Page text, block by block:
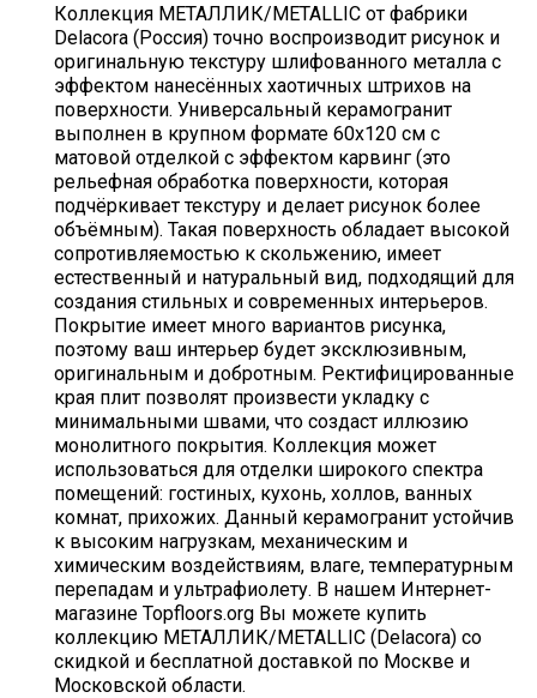
Коллекция МЕТАЛЛИК/METALLIC от фабрики
Delacora (Россия) точно воспроизводит рисунок и
оригинальную текстуру шлифованного металла с
эффектом нанесённых хаотичных штрихов на
поверхности. Универсальный керамогранит
выполнен в крупном формате 60х120 см с
матовой отделкой с эффектом карвинг (это
рельефная обработка поверхности, которая
подчёркивает текстуру и делает рисунок более
объёмным). Такая поверхность обладает высокой
сопротивляемостью к скольжению, имеет
естественный и натуральный вид, подходящий для
создания стильных и современных интерьеров.
Покрытие имеет много вариантов рисунка,
поэтому ваш интерьер будет эксклюзивным,
оригинальным и добротным. Ректифицированные
края плит позволят произвести укладку с
минимальными швами, что создаст иллюзию
монолитного покрытия. Коллекция может
использоваться для отделки широкого спектра
помещений: гостиных, кухонь, холлов, ванных
комнат, прихожих. Данный керамогранит устойчив
к высоким нагрузкам, механическим и
химическим воздействиям, влаге, температурным
перепадам и ультрафиолету. В нашем Интернет-
магазине Topfloors.org Вы можете купить
коллекцию МЕТАЛЛИК/METALLIC (Delacora) со
скидкой и бесплатной доставкой по Москве и
Московской области.